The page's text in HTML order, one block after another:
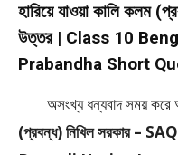
হারিয়ে যাওয়া কালি কলম
উত্তর | Class 10
Prabandha Short
অসংখ্য ধন্যবাদ সময় করে
(প্রবন্ধ) নিখিল সরকার –